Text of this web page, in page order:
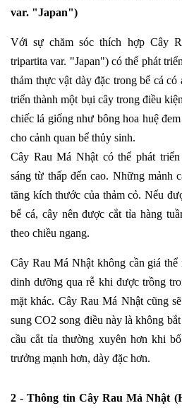
var. "Japan")
Với sự chăm sóc thích hợp Cây
tripartita var. "Japan") có thể phát
thảm thực vật dày đặc trong bể cá có
triển thành một bụi cây trong điều
chiếc lá giống như bông hoa huệ
cho cảnh quan bể thủy sinh.
Cây Rau Má Nhật có thể phát
sáng từ thấp đến cao. Những mảnh
tăng kích thước của thảm cỏ. Nếu
bể cá, cây nên được cắt tỉa hàng
theo chiều ngang.
Cây Rau Má Nhật không cần giá
dinh dưỡng qua rễ khi được trồng
mặt khác. Cây Rau Má Nhật cũng
sung CO2 song điều này là không
cầu cắt tỉa thường xuyên hơn khi
trưởng mạnh hơn, dày đặc hơn.
2 - Thông tin Cây Rau Má Nhật